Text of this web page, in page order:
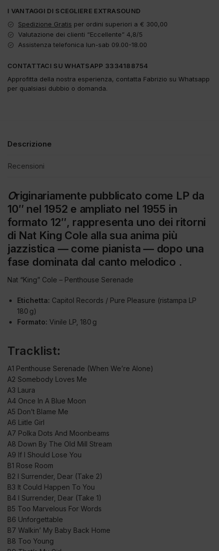
I VANTAGGI DI SCEGLIERE EXTRASOUND
Spedizione Gratis per ordini superiori a € 300,00
Valutazione dei clienti “Eccellente” 4,8/5
Assistenza telefonica lun-sab 09.00-18.00
CONTATTACI SU WHATSAPP 3334188754
Approfitta della nostra esperienza, contatta Fabrizio su Whatsapp
per qualsiasi dubbio o domanda.
Descrizione
Recensioni
Originariamente pubblicato come LP da
10″ nel 1952 e ampliato nel 1955 in
formato 12″, rappresenta uno dei ritorni
di Nat King Cole alla sua anima più
jazzistica — come pianista — dopo una
fase dominata dal canto melodico .
Nat “King” Cole – Penthouse Serenade
Etichetta: Capitol Records / Pure Pleasure (ristampa LP
180 g)
Formato: Vinile LP, 180 g
Tracklist:
A1 Penthouse Serenade (When We’re Alone)
A2 Somebody Loves Me
A3 Laura
A4 Once In A Blue Moon
A5 Don’t Blame Me
A6 Liitle Girl
A7 Polka Dots And Moonbeams
A8 Down By The Old Mill Stream
A9 If I Should Lose You
B1 Rose Room
B2 I Surrender, Dear (Take 2)
B3 It Could Happen To You
B4 I Surrender, Dear (Take 1)
B5 Too Marvelous For Words
B6 Unforgettable
B7 Walkin’ My Baby Back Home
B8 Too Young